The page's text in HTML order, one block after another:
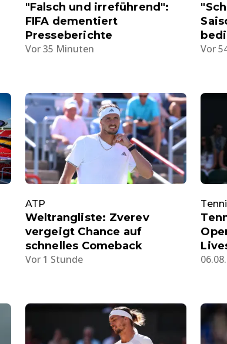
"Falsch und irreführend":
FIFA dementiert
Presseberichte
Vor 35 Minuten
Vor
ATP
Weltrangliste: Zverev
vergeigt Chance auf
schnelles Comeback
Vor 1 Stunde